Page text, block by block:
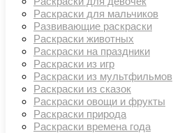
Раскраски для мальчиков
Развивающие раскраски
Раскраски животных
Раскраски на праздники
Раскраски из игр
Раскраски из мультфильмов
Раскраски из сказок
Раскраски овощи и фрукты
Раскраски природа
Раскраски времена года